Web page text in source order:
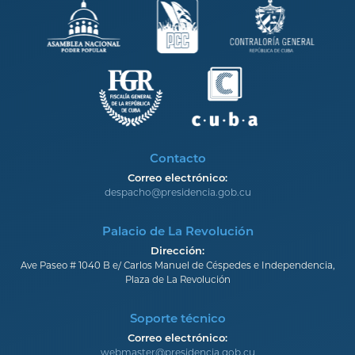
Contacto
Correo electrónico:
despacho@presidencia.gob.cu
Palacio de La Revolución
Dirección:
Ave Paseo # 1040 B e/ Carlos Manuel de Céspedes e Independencia,
Plaza de La Revolución
Soporte técnico
Correo electrónico:
webmaster@presidencia.gob.cu